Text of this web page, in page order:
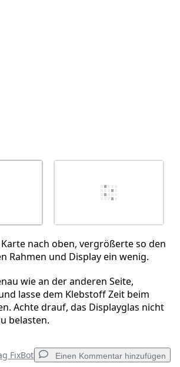
nach oben, vergrößerte so den
Rahmen und Display ein wenig.
wie an der anderen Seite,
lasse dem Klebstoff Zeit beim
Achte drauf, das Displayglas nicht
belasten.
FixBot Einen Kommentar hinzufügen